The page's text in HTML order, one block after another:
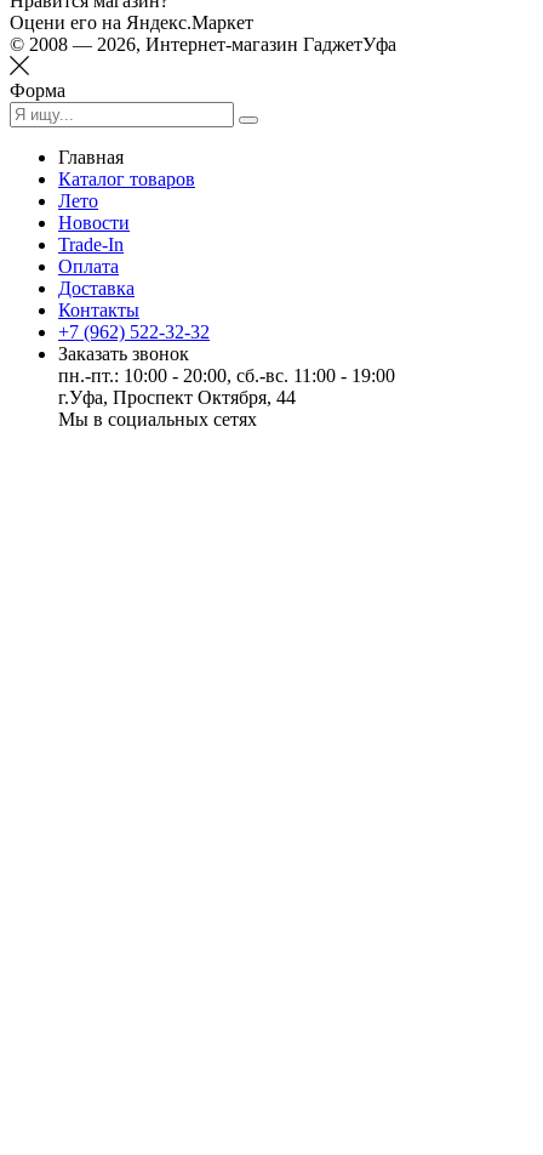
Оцени его на Яндекс.Маркет
© 2008 — 2026, Интернет-магазин ГаджетУфа
Форма
Главная
Каталог товаров
Лето
Новости
Trade-In
Оплата
Доставка
Контакты
+7 (962) 522-32-32
Заказать звонок
пн.-пт.: 10:00 - 20:00, сб.-вс. 11:00 - 19:00
г.Уфа, Проспект Октября, 44
Мы в социальных сетях